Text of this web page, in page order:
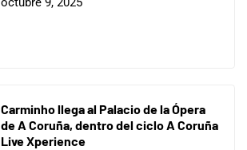
Carminho llega al Palacio de la Ópera
de A Coruña, dentro del ciclo A Coruña
Live Xperience